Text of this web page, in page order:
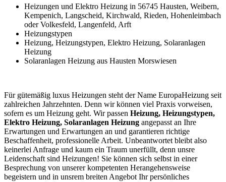
Heizungen und Elektro Heizung in 56745 Hausten, Weibern,
Kempenich, Langscheid, Kirchwald, Rieden, Hohenleimbach
oder Volkesfeld, Langenfeld, Arft
Heizungstypen
Heizung, Heizungstypen, Elektro Heizung, Solaranlagen
Heizung
Solaranlagen Heizung aus Hausten Morswiesen
Für gütemäßig luxus Heizungen steht der Name EuropaHeizung seit
zahlreichen Jahrzehnten. Denn wir können viel Praxis vorweisen,
sofern es um Heizung geht. Wir passen Heizung, Heizungstypen,
Elektro Heizung, Solaranlagen Heizung angepasst an Ihre
Erwartungen und Erwartungen an und garantieren richtige
Beschaffenheit, professionelle Arbeit. Unbeantwortet bleibt also
keinerlei Anfrage und kaum ein Traum unerfüllt, denn unsre
Leidenschaft sind Heizungen! Sie können sich selbst in einer
Besprechung von unserer kompetenten Herangehensweise
begeistern und in unsrem breiten Angebot Ihr persönliches